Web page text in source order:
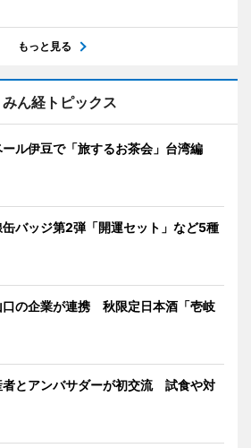
もっと見る
みん経トピックス
ル伊豆で「旅するお茶会」台湾編
バッジ第2弾「開運セット」など5種
口の企業が連携 秋限定日本酒「壱岐
者とアンバサダーが初交流 試食や対